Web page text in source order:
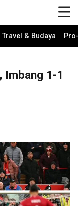
Travel & Budaya
Imbang 1-1